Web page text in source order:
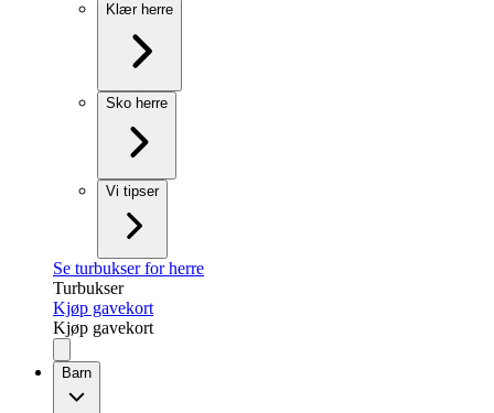
Klær herre
Sko herre
Vi tipser
Se turbukser for herre
Turbukser
Kjøp gavekort
Kjøp gavekort
Barn